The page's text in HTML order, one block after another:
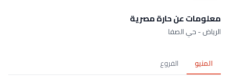
معلومات عن حارة مصرية
الرياض - حي الصفا
المنيو الفروع